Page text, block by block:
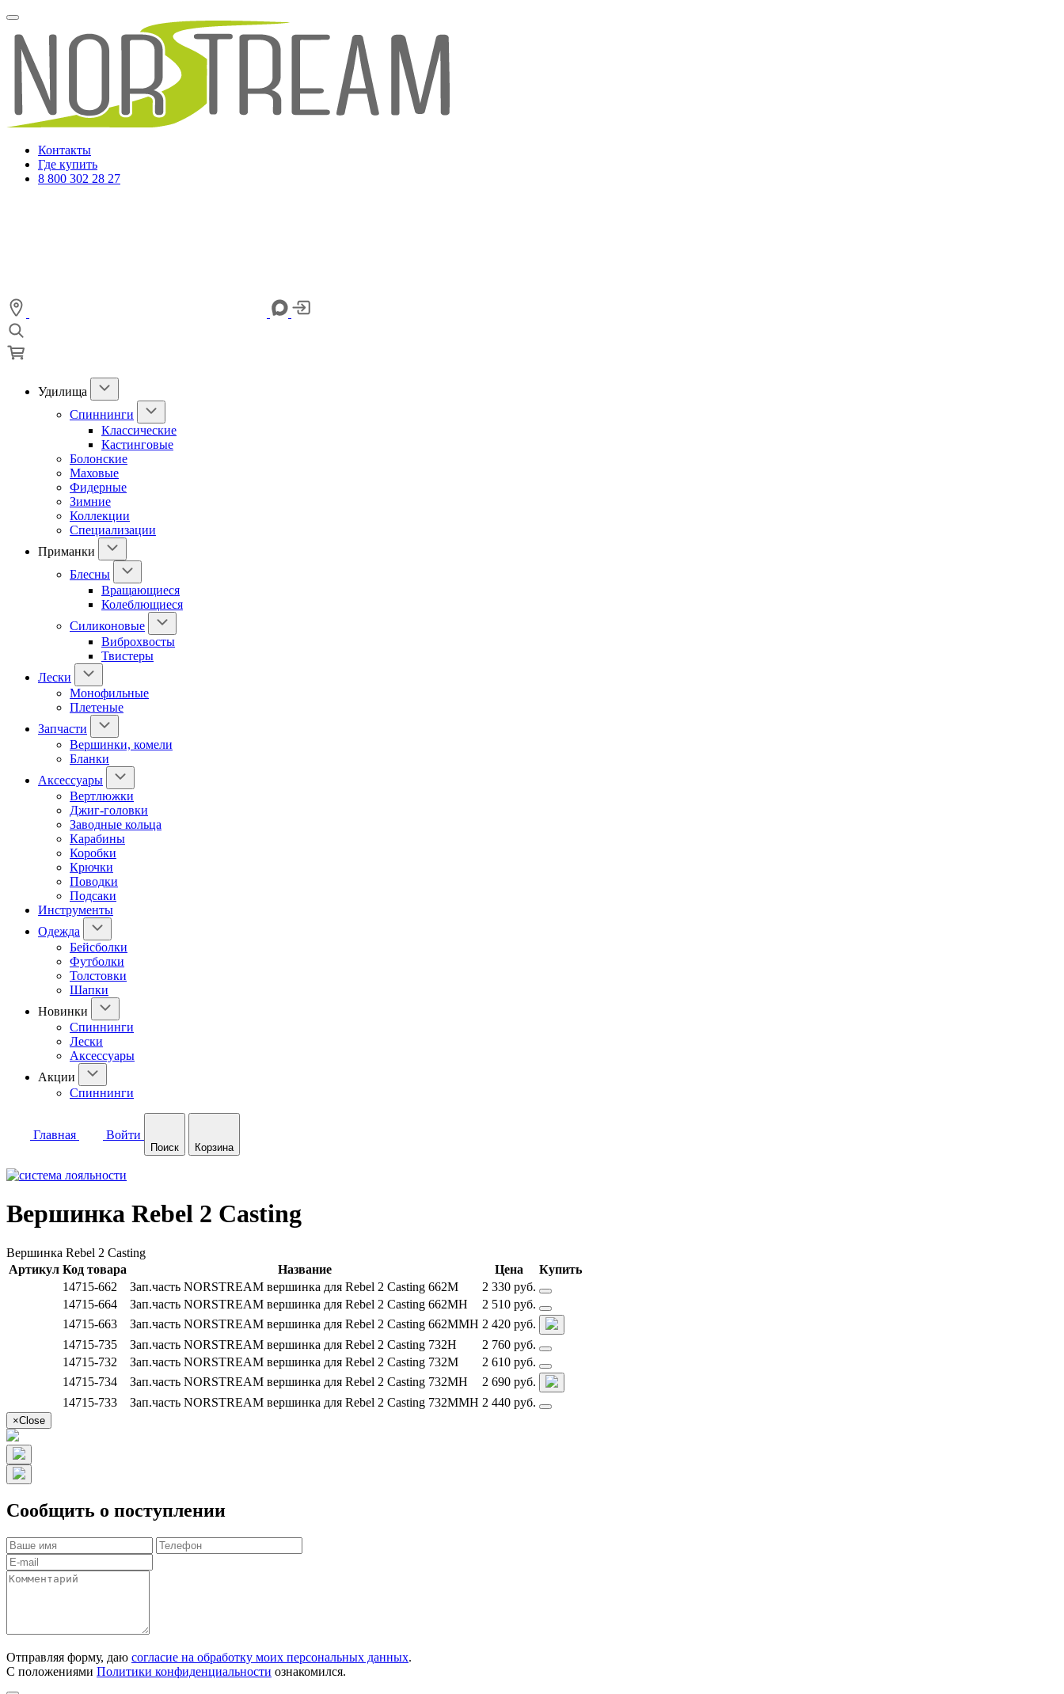
Контакты
Где купить
8 800 302 28 27
Удилища
Спиннинги
Классические
Кастинговые
Болонские
Маховые
Фидерные
Зимние
Коллекции
Специализации
Приманки
Блесны
Вращающиеся
Колеблющиеся
Силиконовые
Виброхвосты
Твистеры
Лески
Монофильные
Плетеные
Запчасти
Вершинки, комели
Бланки
Аксессуары
Вертлюжки
Джиг-головки
Заводные кольца
Карабины
Коробки
Крючки
Поводки
Подсаки
Инструменты
Одежда
Бейсболки
Футболки
Толстовки
Шапки
Новинки
Спиннинги
Лески
Аксессуары
Акции
Спиннинги
Главная Войти
Поиск Корзина
Вершинка Rebel 2 Casting
Вершинка Rebel 2 Casting
Артикул Код товара Название Цена
Купить
14715-662
Зап.часть NORSTREAM вершинка для Rebel 2 Casting 662M
2 330 руб.
14715-664
Зап.часть NORSTREAM вершинка для Rebel 2 Casting 662MH
2 510 руб.
14715-663
Зап.часть NORSTREAM вершинка для Rebel 2 Casting 662MMH 2 420 руб.
14715-735
Зап.часть NORSTREAM вершинка для Rebel 2 Casting 732H
2 760 руб.
14715-732
Зап.часть NORSTREAM вершинка для Rebel 2 Casting 732M
2 610 руб.
14715-734
Зап.часть NORSTREAM вершинка для Rebel 2 Casting 732MH
2 690 руб.
14715-733
Зап.часть NORSTREAM вершинка для Rebel 2 Casting 732MMH 2 440 руб.
×Close
Сообщить о поступлении
Отправляя форму, даю согласие на обработку моих персональных данных.
С положениями Политики конфиденциальности ознакомился.